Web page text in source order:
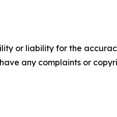
or liability for the
any complaints or